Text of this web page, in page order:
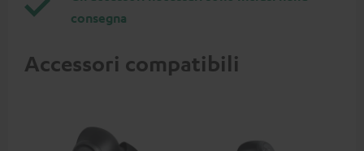
consegna
Accessori compatibili